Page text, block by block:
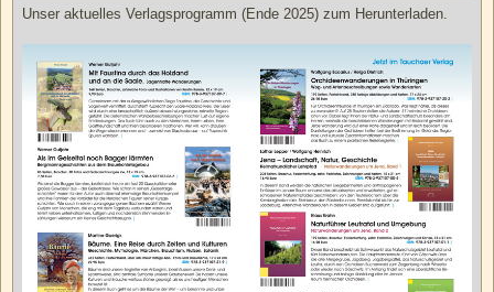
Unser aktuelles Verlagsprogramm (Ende 2025) zum Herunterladen.